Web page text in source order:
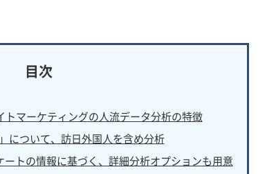
トマーケティングの人流データ分析の特徴
について、訪日外国人を含め分析
トの情報に基づく、詳細分析オプションも用意